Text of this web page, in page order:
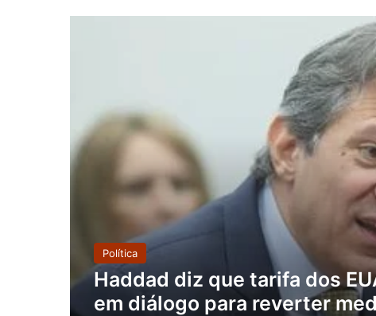
Política
Haddad diz que tarifa dos
em diálogo para reverter